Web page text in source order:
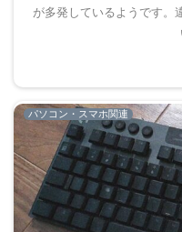
が多発しているようです。
パソコン・スマホ関連